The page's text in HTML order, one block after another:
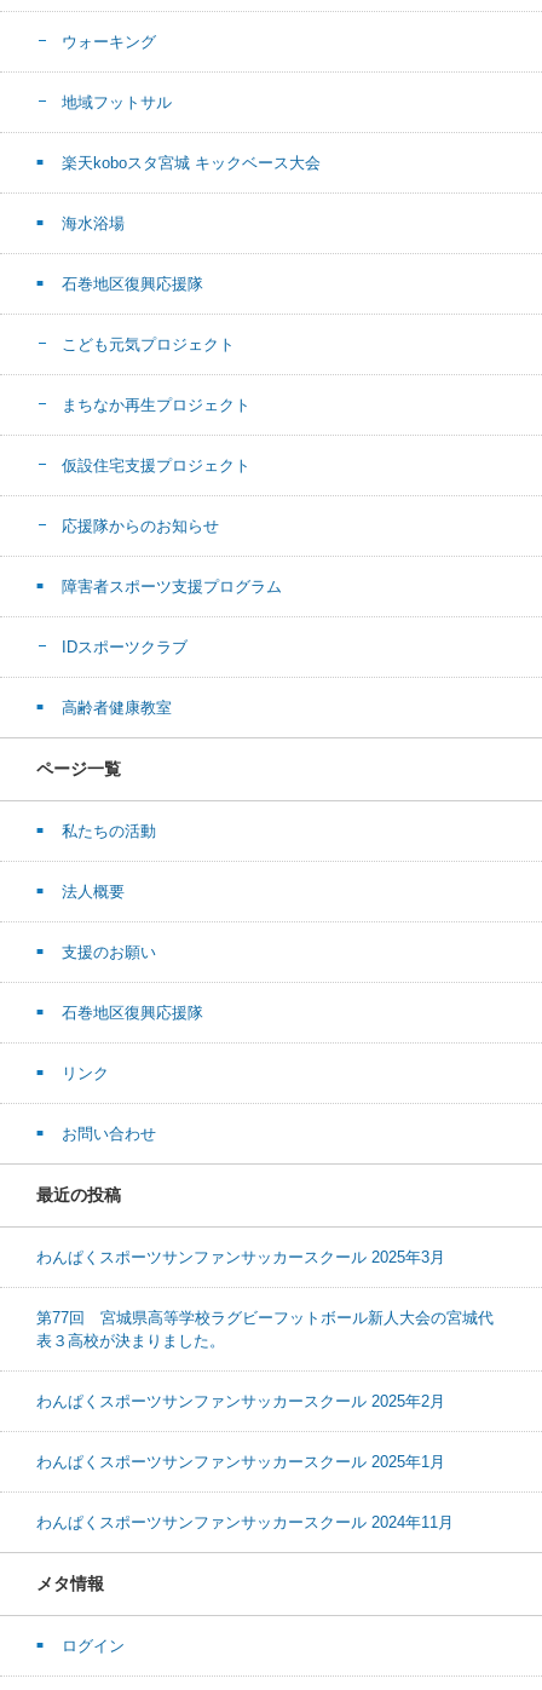
ウォーキング
地域フットサル
楽天koboスタ宮城 キックベース大会
海水浴場
石巻地区復興応援隊
こども元気プロジェクト
まちなか再生プロジェクト
仮設住宅支援プロジェクト
応援隊からのお知らせ
障害者スポーツ支援プログラム
IDスポーツクラブ
高齢者健康教室
ページ一覧
私たちの活動
法人概要
支援のお願い
石巻地区復興応援隊
リンク
お問い合わせ
最近の投稿
わんぱくスポーツサンファンサッカースクール 2025年3月
第77回 宮城県高等学校ラグビーフットボール新人大会の宮城代
表３高校が決まりました。
わんぱくスポーツサンファンサッカースクール 2025年2月
わんぱくスポーツサンファンサッカースクール 2025年1月
わんぱくスポーツサンファンサッカースクール 2024年11月
メタ情報
ログイン